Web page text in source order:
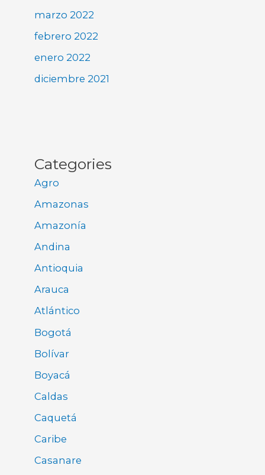
marzo 2022
febrero 2022
enero 2022
diciembre 2021
Categories
Agro
Amazonas
Amazonía
Andina
Antioquia
Arauca
Atlántico
Bogotá
Bolívar
Boyacá
Caldas
Caquetá
Caribe
Casanare